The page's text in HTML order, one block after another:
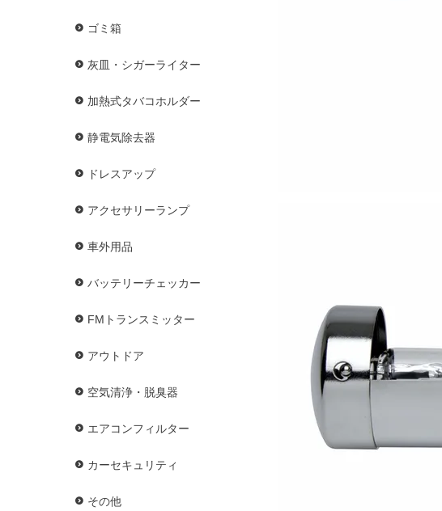
ゴミ箱
灰皿・シガーライター
加熱式タバコホルダー
静電気除去器
ドレスアップ
アクセサリーランプ
車外用品
バッテリーチェッカー
FMトランスミッター
アウトドア
空気清浄・脱臭器
エアコンフィルター
カーセキュリティ
その他